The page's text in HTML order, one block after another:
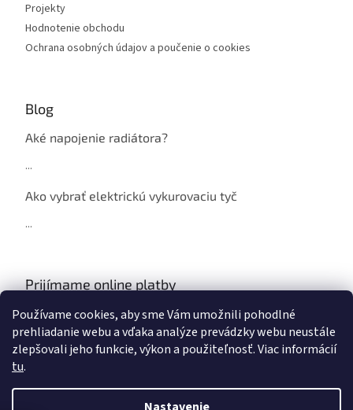
Používame cookies, aby sme Vám umožnili pohodlné
prehliadanie webu a vďaka analýze prevádzky webu neustále
zlepšovali jeho funkcie, výkon a použiteľnosť. Viac informácií
tu.
Projekty
Hodnotenie obchodu
Ochrana osobných údajov a poučenie o cookies
Blog
Aké napojenie radiátora?
...
Ako vybrať elektrickú vykurovaciu tyč
...
Prijímame online platby
Vytvoril Shoptet